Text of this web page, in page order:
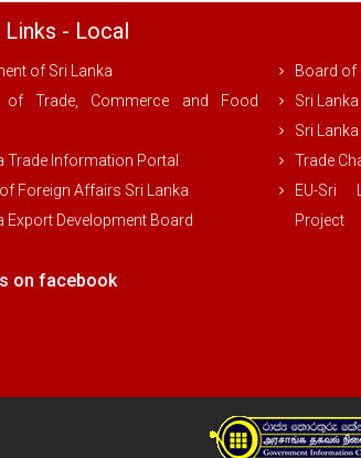
Links - Local
of Sri Lanka
of Trade, Commerce and Food
Trade Information Portal
Foreign Affairs Sri Lanka
Export Development Board
on facebook
Board of
Sri
Sri
Trade
EU-Sri
Project